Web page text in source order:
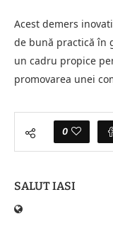
Acest demers
de bună practică în
un cadru propice
promovarea unei
0
SALUT IASI